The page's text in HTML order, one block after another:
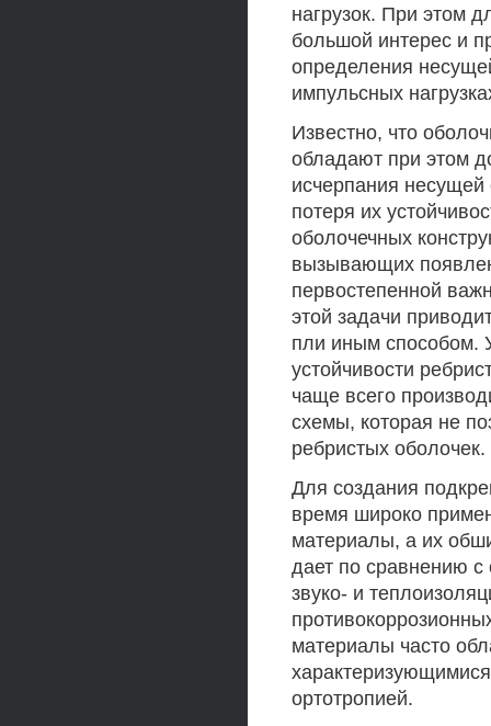
нагрузок. При этом
большой интерес и
определения
импульсных
Известно, что
обладают при этом
исчерпания несущей
потеря их
оболочечных
вызывающих
первостепенной
этой задачи
пли иным способом.
устойчивости
чаще всего
схемы, которая не
ребристых оболочек.
Для создания
время широко
материалы, а их
дает по сравнению с
звуко- и
материалы часто
ортотропией.